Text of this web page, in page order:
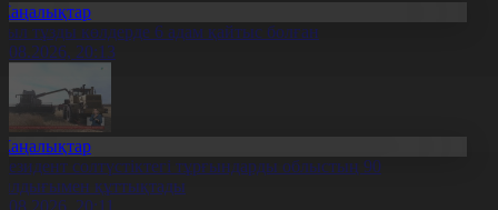
тұзды көлдерде 6 адам қайтыс болған
20:13
солтүстіктегі тұрғындарды облыстың 90
құттықтады
20:11